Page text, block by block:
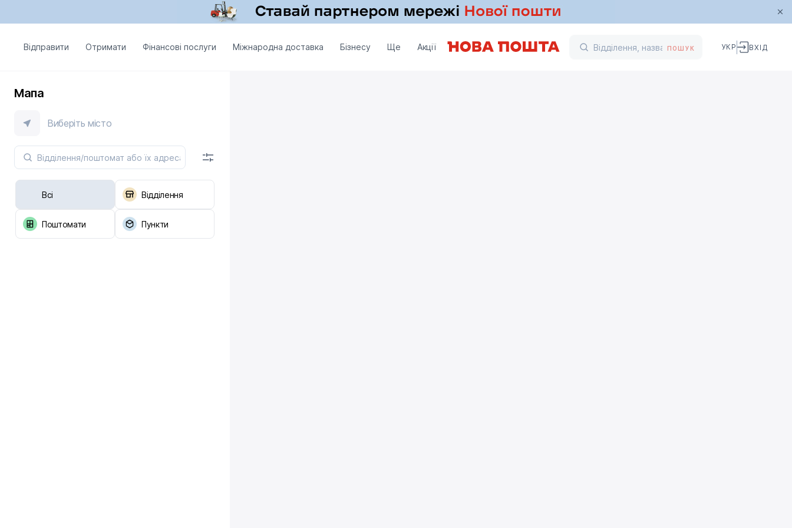
Відправити Отримати Фінансові послуги Міжнародна доставка Бізнесу Ще Акції ПОШУК УКР ВХІД
Мапа
Виберіть місто
Всі Відділення
Поштомати Пункти